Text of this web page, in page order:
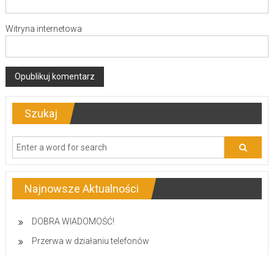
Witryna internetowa
Szukaj
Najnowsze Aktualności
DOBRA WIADOMOŚĆ!
Przerwa w działaniu telefonów